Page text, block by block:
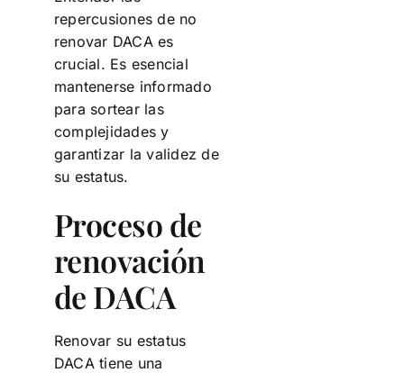
repercusiones de no
renovar DACA es
crucial. Es esencial
mantenerse informado
para sortear las
complejidades y
garantizar la validez de
su estatus.
Proceso de
renovación
de DACA
Renovar su estatus
DACA tiene una